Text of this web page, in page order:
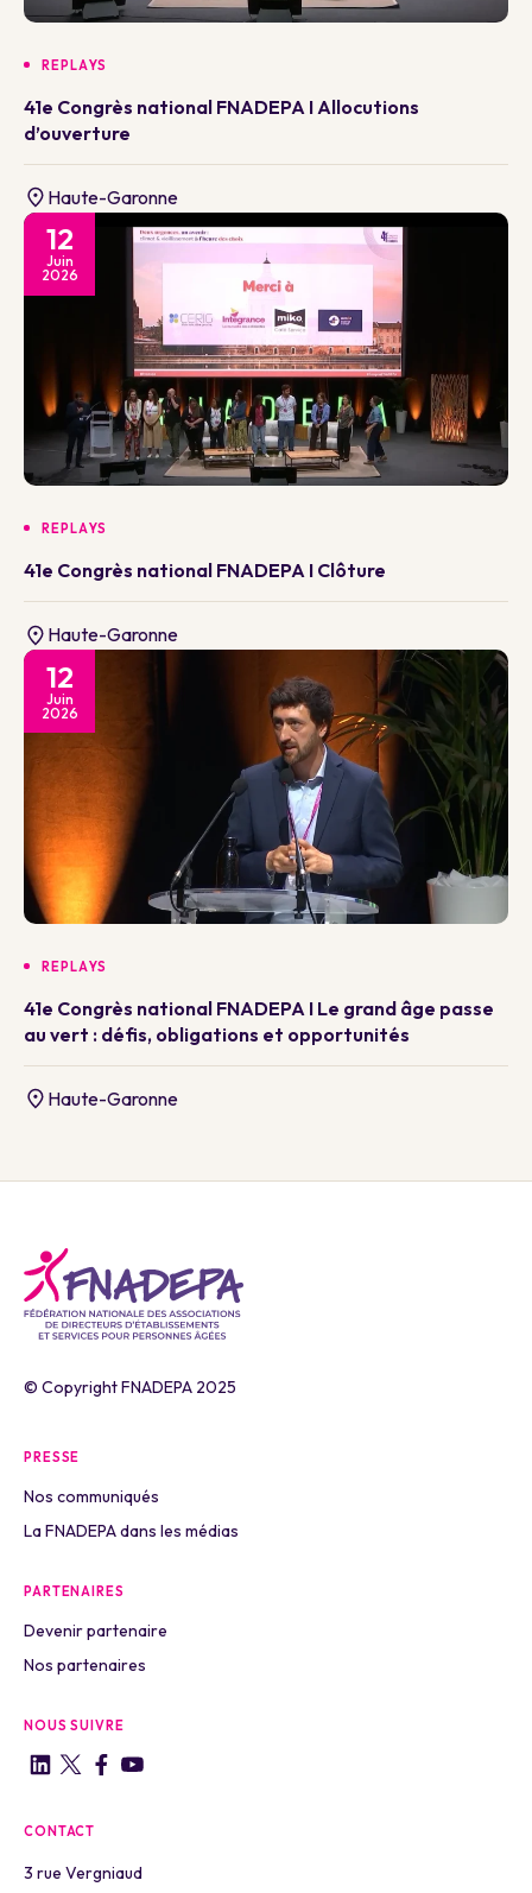
REPLAYS
41e Congrès national FNADEPA I Allocutions
d’ouverture
Haute-Garonne
12
Juin
2026
REPLAYS
41e Congrès national FNADEPA I Clôture
Haute-Garonne
12
Juin
2026
REPLAYS
41e Congrès national FNADEPA I Le grand âge passe
au vert : défis, obligations et opportunités
Haute-Garonne
© Copyright FNADEPA 2025
PRESSE
Nos communiqués
La FNADEPA dans les médias
PARTENAIRES
Devenir partenaire
Nos partenaires
NOUS SUIVRE
CONTACT
3 rue Vergniaud